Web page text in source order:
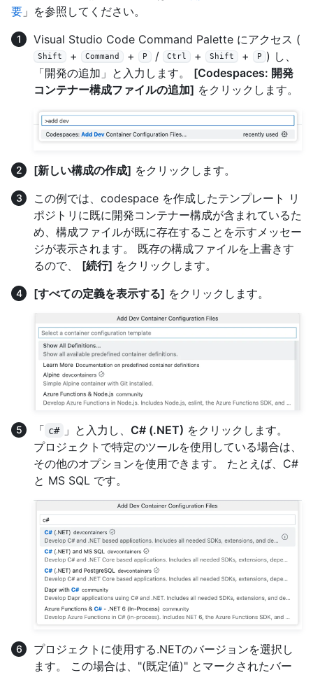
要 」を参照してください。
Visual Studio Code Command Palette にアクセス (
Shift + Command + P / Ctrl + Shift + P
) し、
「開発の追加」と入力します。 [Codespaces: 開発
コンテナー構成ファイルの追加] をクリックします。
[新しい構成の作成] をクリックします。
この例では、codespace を作成したテンプレート リ
ポジトリに既に開発コンテナー構成が含まれているた
め、構成ファイルが既に存在することを示すメッセー
ジが表示されます。 既存の構成ファイルを上書きす
るので、 [続行] をクリックします。
[すべての定義を表示する] をクリックします。
「 c# 」と入力し、 C# (.NET) をクリックします。
プロジェクトで特定のツールを使用している場合は、
その他のオプションを使用できます。 たとえば、C#
と MS SQL です。
プロジェクトに使用する.NETのバージョンを選択し
ます。 この場合は、"(既定値)" とマークされたバー